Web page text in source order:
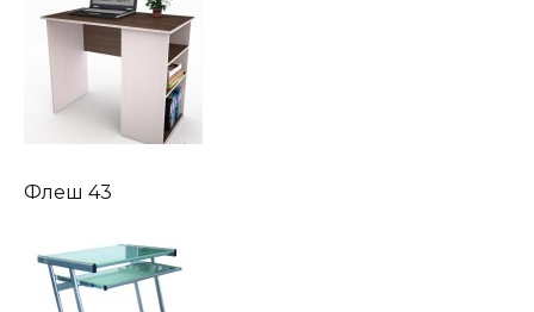
Флеш 43